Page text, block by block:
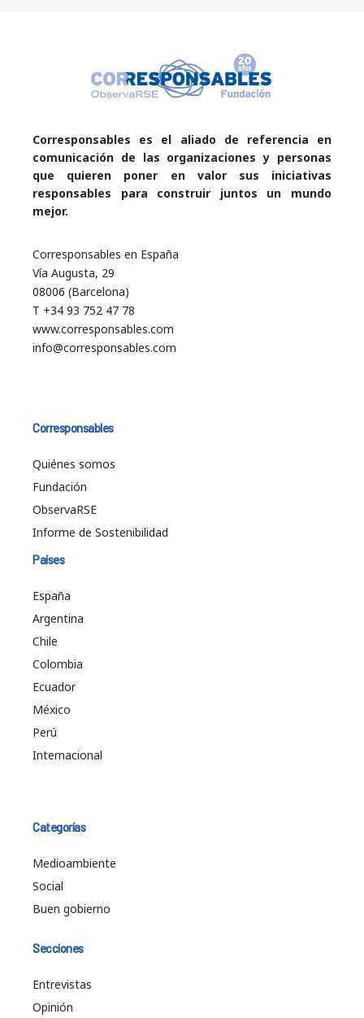
Corresponsables es el aliado de referencia en
comunicación de las organizaciones y personas
que quieren poner en valor sus iniciativas
responsables para construir juntos un mundo
mejor.
Corresponsables en España
Vía Augusta, 29
08006 (Barcelona)
T +34 93 752 47 78
www.corresponsables.com
info@corresponsables.com
Corresponsables
Quiénes somos
Fundación
ObservaRSE
Informe de Sostenibilidad
Países
España
Argentina
Chile
Colombia
Ecuador
México
Perú
Internacional
Categorías
Medioambiente
Social
Buen gobierno
Secciones
Entrevistas
Opinión